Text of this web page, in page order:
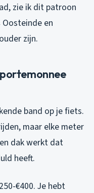
zie ik dit patroon
en
zijn.
band op je fiets.
maar elke meter
dak werkt dat
heeft.
€400. Je hebt